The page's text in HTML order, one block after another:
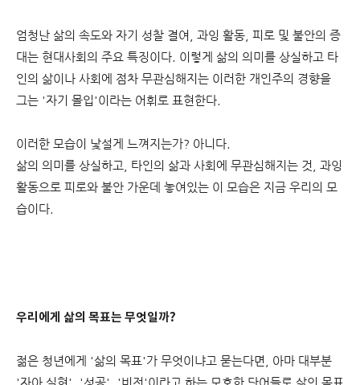
엄청난 삶의 속도와 자기 성찰 결여, 과잉 활동, 피로 및 불안의 증
대는 현대사회의 주요 특징이다. 이렇게 삶의 의미를 상실하고 타
인의 삶이나 사회에 점차 무관심해지는 이러한 개인주의 경향을
그는 '자기 몰입'이라는 어휘로 표현한다.
이러한 모습이 낯설게 느껴지는가? 아니다.
삶의 의미를 상실하고, 타인의 삶과 사회에 무관심해지는 것, 과잉
활동으로 피로와 불안 가운데 놓여있는 이 모습은 지금 우리의 모
습이다.
우리에게 삶의 목표는 무엇일까?
젊은 청년에게 '삶의 목표'가 무엇이냐고 묻는다면, 아마 대부분